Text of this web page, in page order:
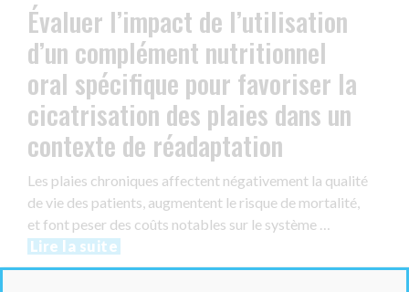
Évaluer l’impact de l’utilisation
d’un complément nutritionnel
oral spécifique pour favoriser la
cicatrisation des plaies dans un
contexte de réadaptation
Les plaies chroniques affectent négativement la qualité
de vie des patients, augmentent le risque de mortalité,
et font peser des coûts notables sur le système …
Lire la suite